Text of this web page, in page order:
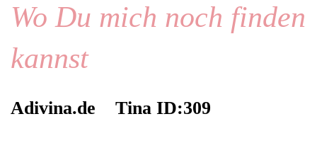
Wo Du mich noch finden
kannst
Adivina.de Tina ID:309